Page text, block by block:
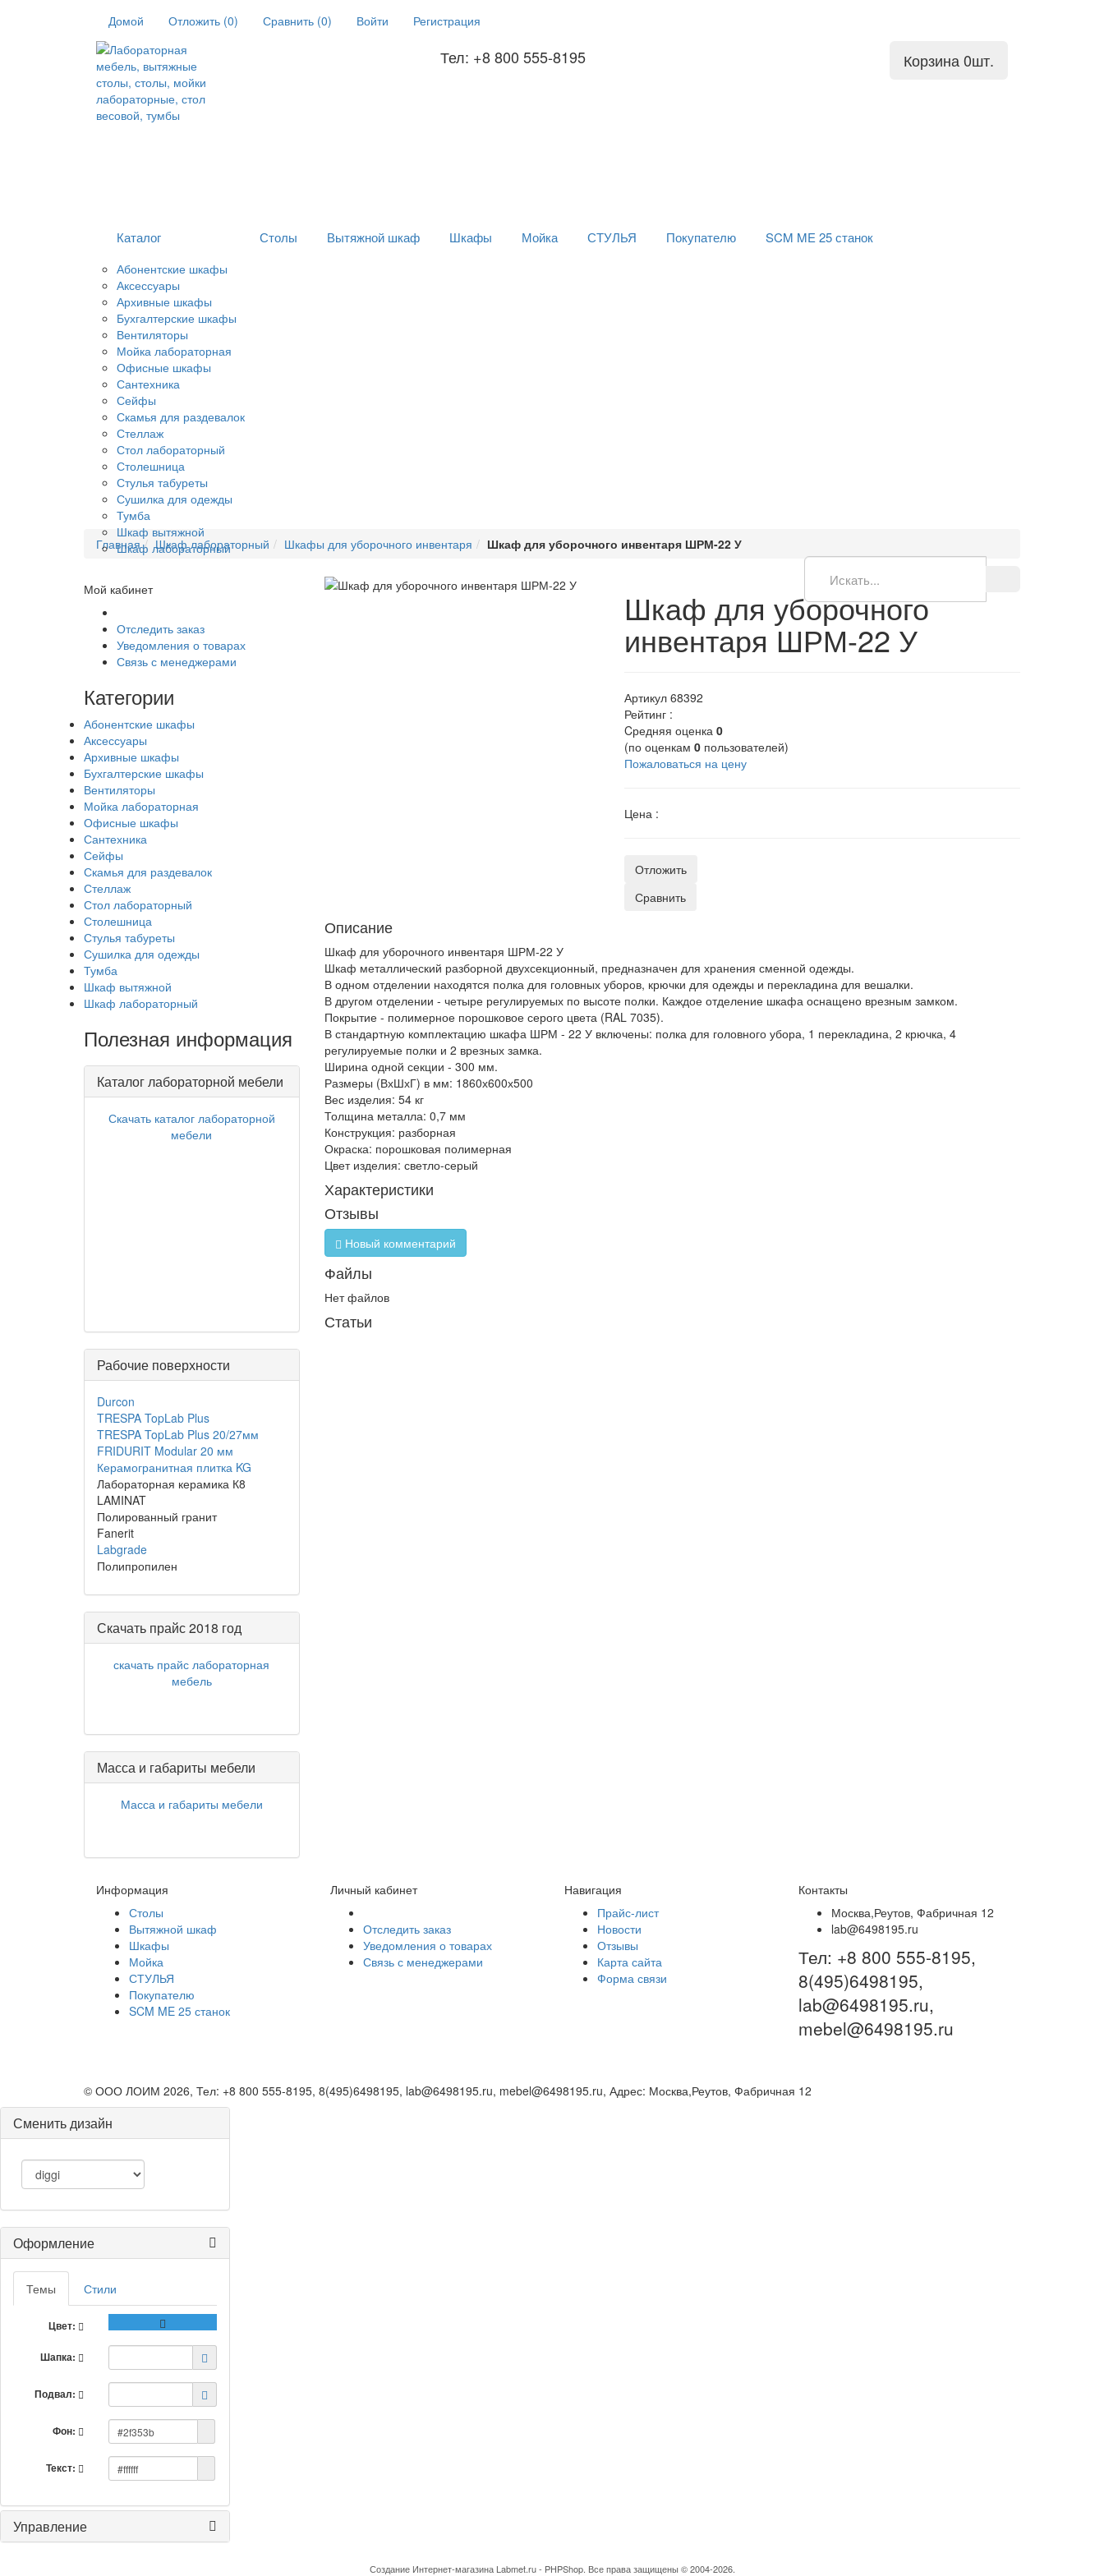
Домой Отложить (0) Сравнить (0) Войти Регистрация
Тел: +8 800 555-8195 Корзина 0шт.
Каталог
Абонентские шкафы
Аксессуары
Архивные шкафы
Бухгалтерские шкафы
Вентиляторы
Мойка лабораторная
Офисные шкафы
Сантехника
Сейфы
Скамья для раздевалок
Стеллаж
Стол лабораторный
Столешница
Стулья табуреты
Сушилка для одежды
Тумба
Шкаф вытяжной
Шкаф лабораторный
Столы Вытяжной шкаф Шкафы Мойка СТУЛЬЯ Покупателю SCM ME 25 станок
Главная Шкаф лабораторный Шкафы для уборочного инвентаря Шкаф для уборочного инвентаря ШРМ-22 У
Мой кабинет
Отследить заказ
Уведомления о товарах
Связь с менеджерами
Категории
Абонентские шкафы
Аксессуары
Архивные шкафы
Бухгалтерские шкафы
Вентиляторы
Мойка лабораторная
Офисные шкафы
Сантехника
Сейфы
Скамья для раздевалок
Стеллаж
Стол лабораторный
Столешница
Стулья табуреты
Сушилка для одежды
Тумба
Шкаф вытяжной
Шкаф лабораторный
Полезная информация
Каталог лабораторной мебели
Скачать каталог лабораторной
мебели
Рабочие поверхности
Durcon
TRESPA TopLab Plus
TRESPA TopLab Plus 20/27мм
FRIDURIT Modular 20 мм
Керамогранитная плитка KG
Лабораторная керамика К8
LAMINAT
Полированный гранит
Fanerit
Labgrade
Полипропилен
Скачать прайс 2018 год
скачать прайс лабораторная
мебель
Масса и габариты мебели
Масса и габариты мебели
Шкаф для уборочного
инвентаря ШРМ-22 У
Артикул 68392
Рейтинг :
Cредняя оценка0
(по оценкам0 пользователей)
Пожаловаться на цену
Цена :
Отложить
Сравнить
Описание
Шкаф для уборочного инвентаря ШРМ-22 У
Шкаф металлический разборной двухсекционный, предназначен для хранения сменной одежды.
В одном отделении находятся полка для головных уборов, крючки для одежды и перекладина для вешалки.
В другом отделении - четыре регулируемых по высоте полки. Каждое отделение шкафа оснащено врезным замком.
Покрытие - полимерное порошковое серого цвета (RAL 7035).
В стандартную комплектацию шкафа ШРМ - 22 У включены: полка для головного убора, 1 перекладина, 2 крючка, 4
регулируемые полки и 2 врезных замка.
Ширина одной секции - 300 мм.
Размеры (ВхШхГ) в мм: 1860х600х500
Вес изделия: 54 кг
Толщина металла: 0,7 мм
Конструкция: разборная
Окраска: порошковая полимерная
Цвет изделия: светло-серый
Характеристики
Отзывы
Новый комментарий
Файлы
Нет файлов
Статьи
Информация
Столы
Вытяжной шкаф
Шкафы
Мойка
СТУЛЬЯ
Покупателю
SCM ME 25 станок
Личный кабинет
Отследить заказ
Уведомления о товарах
Связь с менеджерами
Навигация
Прайс-лист
Новости
Отзывы
Карта сайта
Форма связи
Контакты
Москва,Реутов, Фабричная 12
lab@6498195.ru
Тел: +8 800 555-8195,
8(495)6498195,
lab@6498195.ru,
mebel@6498195.ru
© ООО ЛОИМ 2026, Тел: +8 800 555-8195, 8(495)6498195, lab@6498195.ru, mebel@6498195.ru, Адрес: Москва,Реутов, Фабричная 12
Сменить дизайн
Оформление
Темы Стили
Цвет:
Шапка:
Подвал:
Фон:
Текст:
Управление
Создание Интернет-магазинаLabmet.ru - PHPShop. Все права защищены © 2004-2026.